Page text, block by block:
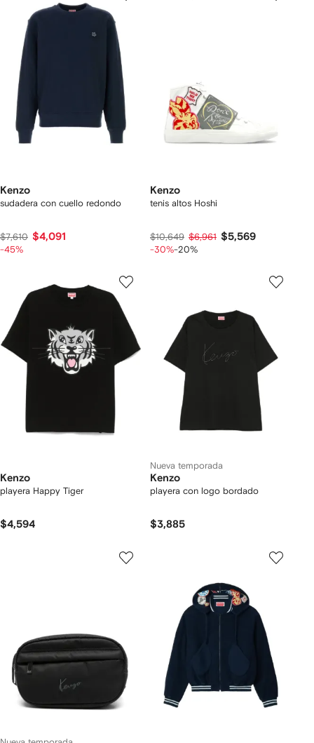
Kenzo
sudadera con cuello redondo
$7,610 $4,091
-45%
Kenzo
tenis altos Hoshi
$10,649 $6,961 $5,569
-30%-20%
Kenzo
playera Happy Tiger
$4,594
Nueva temporada
Kenzo
playera con logo bordado
$3,885